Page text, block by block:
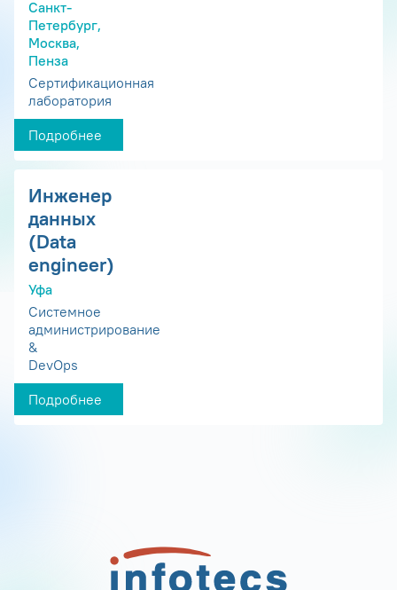
Санкт-
Петербург,
Москва,
Пенза
Сертификационная
лаборатория
Подробнее
Инженер
данных
(Data
engineer)
Уфа
Системное
администрирование
&
DevOps
Подробнее